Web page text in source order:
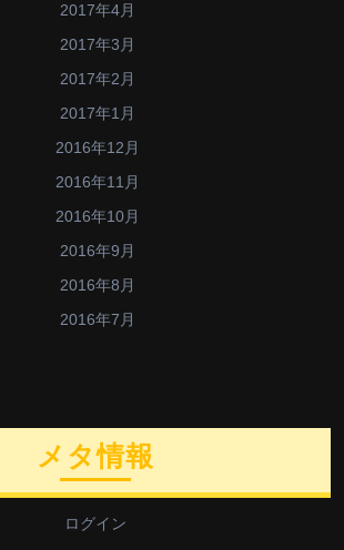
2017年4月
2017年3月
2017年2月
2017年1月
2016年12月
2016年11月
2016年10月
2016年9月
2016年8月
2016年7月
メタ情報
ログイン